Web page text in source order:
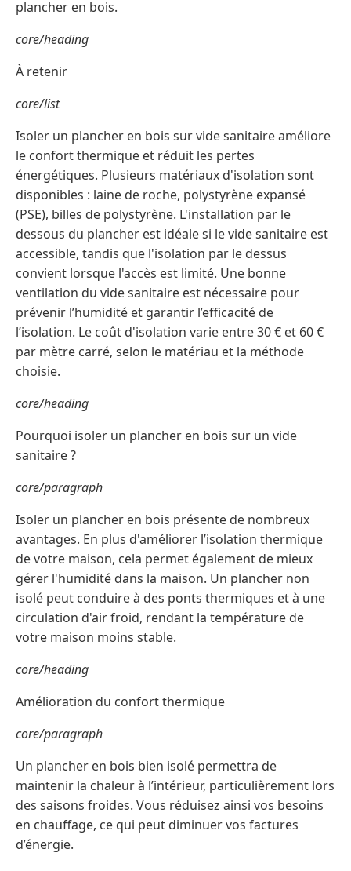
plancher en bois.
core/heading
À retenir
core/list
Isoler un plancher en bois sur vide sanitaire améliore
le confort thermique et réduit les pertes
énergétiques. Plusieurs matériaux d'isolation sont
disponibles : laine de roche, polystyrène expansé
(PSE), billes de polystyrène. L'installation par le
dessous du plancher est idéale si le vide sanitaire est
accessible, tandis que l'isolation par le dessus
convient lorsque l'accès est limité. Une bonne
ventilation du vide sanitaire est nécessaire pour
prévenir l’humidité et garantir l’efficacité de
l’isolation. Le coût d'isolation varie entre 30 € et 60 €
par mètre carré, selon le matériau et la méthode
choisie.
core/heading
Pourquoi isoler un plancher en bois sur un vide
sanitaire ?
core/paragraph
Isoler un plancher en bois présente de nombreux
avantages. En plus d'améliorer l’isolation thermique
de votre maison, cela permet également de mieux
gérer l'humidité dans la maison. Un plancher non
isolé peut conduire à des ponts thermiques et à une
circulation d'air froid, rendant la température de
votre maison moins stable.
core/heading
Amélioration du confort thermique
core/paragraph
Un plancher en bois bien isolé permettra de
maintenir la chaleur à l’intérieur, particulièrement lors
des saisons froides. Vous réduisez ainsi vos besoins
en chauffage, ce qui peut diminuer vos factures
d’énergie.